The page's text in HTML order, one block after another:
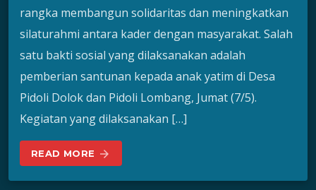
rangka membangun solidaritas dan meningkatkan
silaturahmi antara kader dengan masyarakat. Salah
satu bakti sosial yang dilaksanakan adalah
pemberian santunan kepada anak yatim di Desa
Pidoli Dolok dan Pidoli Lombang, Jumat (7/5).
Kegiatan yang dilaksanakan […]
READ MORE arrow_forward